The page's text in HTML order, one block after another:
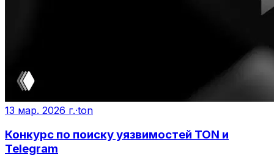
13 мар. 2026 г.·ton
Конкурс по поиску уязвимостей TON и
Telegram